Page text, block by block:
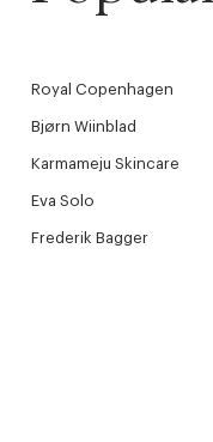
Royal Copenhagen
Bjørn Wiinblad
Karmameju Skincare
Eva Solo
Frederik Bagger